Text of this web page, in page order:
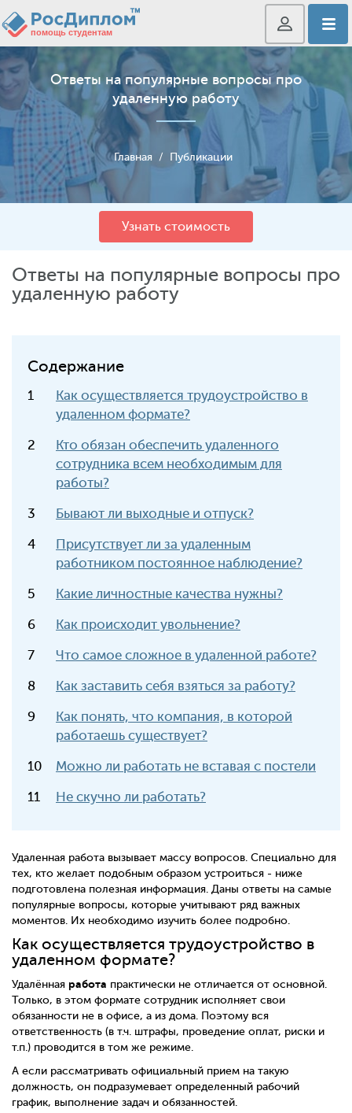
Ответы на популярные вопросы про
удаленную работу
Главная / Публикации
Узнать стоимость
Ответы на популярные вопросы про
удаленную работу
Содержание
Как осуществляется трудоустройство в
удаленном формате?
Кто обязан обеспечить удаленного
сотрудника всем необходимым для
работы?
Бывают ли выходные и отпуск?
Присутствует ли за удаленным
работником постоянное наблюдение?
Какие личностные качества нужны?
Как происходит увольнение?
Что самое сложное в удаленной работе?
Как заставить себя взяться за работу?
Как понять, что компания, в которой
работаешь существует?
Можно ли работать не вставая с постели
Не скучно ли работать?
Удаленная работа вызывает массу вопросов. Специально для
тех, кто желает подобным образом устроиться - ниже
подготовлена полезная информация. Даны ответы на самые
популярные вопросы, которые учитывают ряд важных
моментов. Их необходимо изучить более подробно.
Как осуществляется трудоустройство в
удаленном формате?
Удалённая работа практически не отличается от основной.
Только, в этом формате сотрудник исполняет свои
обязанности не в офисе, а из дома. Поэтому вся
ответственность (в т.ч. штрафы, проведение оплат, риски и
т.п.) проводится в том же режиме.
А если рассматривать официальный прием на такую
должность, он подразумевает определенный рабочий
график, выполнение задач и обязанностей.